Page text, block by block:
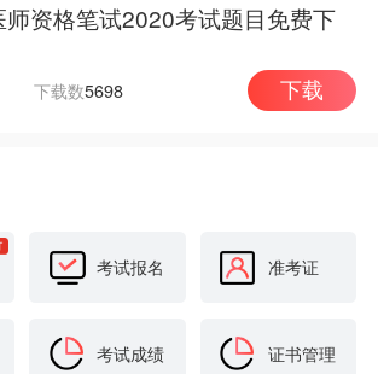
师资格笔试2020考试题目免费下
下载数5698 下载
考试报名 准考证
考试成绩 证书管理